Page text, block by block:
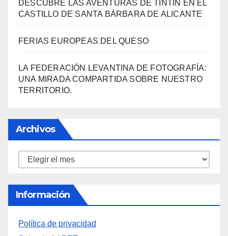
CASTILLO DE SANTA BÁRBARA DE ALICANTE
FERIAS EUROPEAS DEL QUESO
LA FEDERACIÓN LEVANTINA DE FOTOGRAFÍA:
Archivos
Información